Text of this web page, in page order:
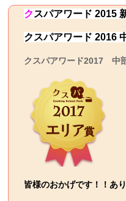
ク スパアワード 2015
クスパアワード 2016
クスパアワード2017 中
皆様のおかげです！！あ